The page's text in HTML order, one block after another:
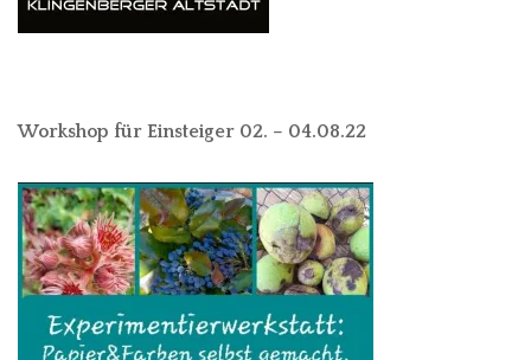
Workshop für Einsteiger 02. – 04.08.22